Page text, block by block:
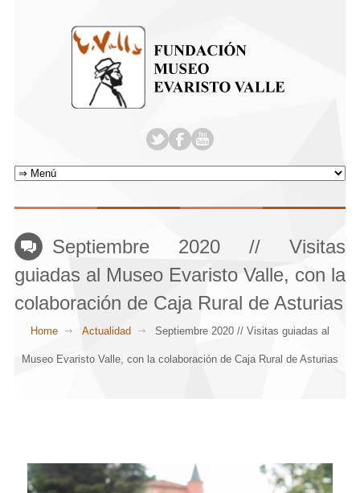
Septiembre 2020 // Visitas
guiadas al Museo Evaristo Valle, con la
colaboración de Caja Rural de Asturias
Home Actualidad Septiembre 2020 // Visitas guiadas al
Museo Evaristo Valle, con la colaboración de Caja Rural de Asturias